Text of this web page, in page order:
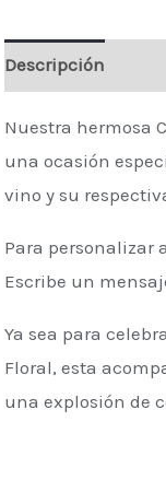
Descripción
Nuestra hermosa
una ocasión
vino y su
Para personalizar
Escribe un
Ya sea para
Floral, esta
una explosión de